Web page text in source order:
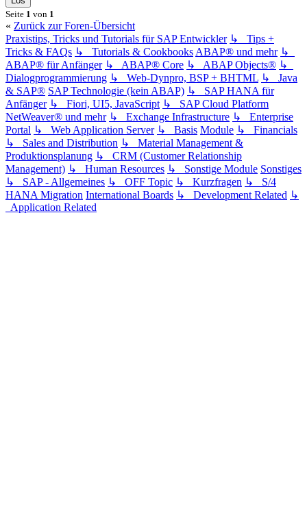
Seite 1 von 1
« Zurück zur Foren-Übersicht
Praxistips, Tricks und Tutorials für SAP Entwickler ↳ Tips +
Tricks & FAQs ↳ Tutorials & Cookbooks ABAP® und mehr ↳
ABAP® für Anfänger ↳ ABAP® Core ↳ ABAP Objects® ↳
Dialogprogrammierung ↳ Web-Dynpro, BSP + BHTML ↳ Java
& SAP® SAP Technologie (kein ABAP) ↳ SAP HANA für
Anfänger ↳ Fiori, UI5, JavaScript ↳ SAP Cloud Platform
NetWeaver® und mehr ↳ Exchange Infrastructure ↳ Enterprise
Portal ↳ Web Application Server ↳ Basis Module ↳ Financials
↳ Sales and Distribution ↳ Material Management &
Produktionsplanung ↳ CRM (Customer Relationship
Management) ↳ Human Resources ↳ Sonstige Module Sonstiges
↳ SAP - Allgemeines ↳ OFF Topic ↳ Kurzfragen ↳ S/4
HANA Migration International Boards ↳ Development Related ↳
Application Related